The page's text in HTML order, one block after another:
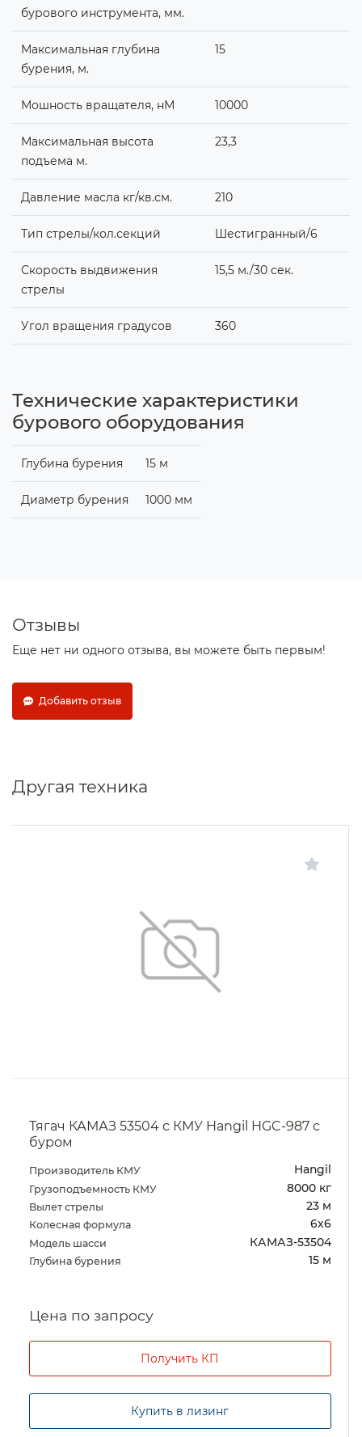
бурового инструмента, мм.
Максимальная глубина
бурения, м.
15
Мошность вращателя, нМ 10000
Максимальная высота
подъема м.
23,3
Давление масла кг/кв.см. 210
Тип стрелы/кол.секций Шестигранный/6
Скорость выдвижения
стрелы
15,5 м./30 сек.
Угол вращения градусов 360
Технические характеристики
бурового оборудования
Глубина бурения 15 м
Диаметр бурения 1000 мм
Отзывы
Еще нет ни одного отзыва, вы можете быть первым!
Добавить отзыв
Другая техника
Тягач КАМАЗ 53504 с КМУ Hangil HGC-987 с
буром
Производитель КМУ Hangil
Грузоподъемность КМУ 8000 кг
Вылет стрелы 23 м
Колесная формула 6х6
Модель шасси КАМАЗ-53504
Глубина бурения 15 м
Цена по запросу
Получить КП
Купить в лизинг